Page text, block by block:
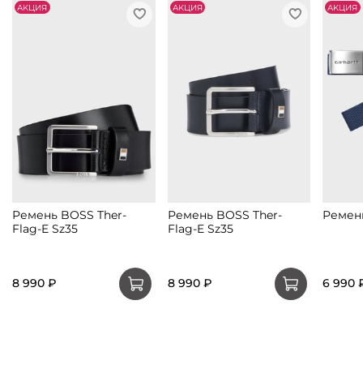
АKЦИЯ
Ремень BOSS Ther-
Flag-E Sz35
8 990 ₽
АKЦИЯ
Ремень BOSS Ther-
Flag-E Sz35
8 990 ₽
АKЦИЯ
6 990